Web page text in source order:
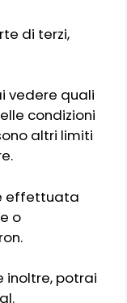
di terzi,
vedere quali
condizioni
altri limiti
effettuata
o
inoltre, potrai